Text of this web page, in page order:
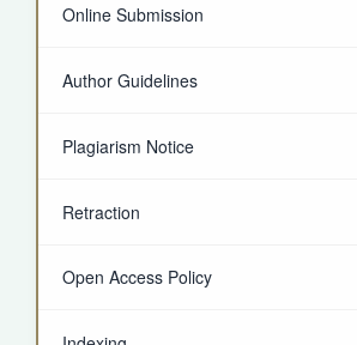
Online Submission
Author Guidelines
Plagiarism Notice
Retraction
Open Access Policy